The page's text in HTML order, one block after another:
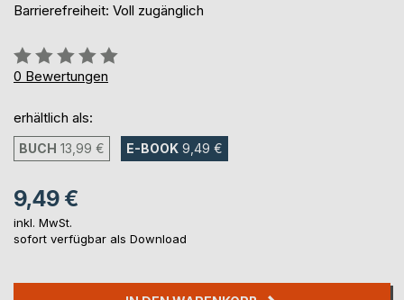
Barrierefreiheit: Voll zugänglich
Bewertung::
0%
0 Bewertungen
erhältlich als:
BUCH 13,99 € E-BOOK 9,49 €
9,49 €
inkl. MwSt.
sofort verfügbar als Download